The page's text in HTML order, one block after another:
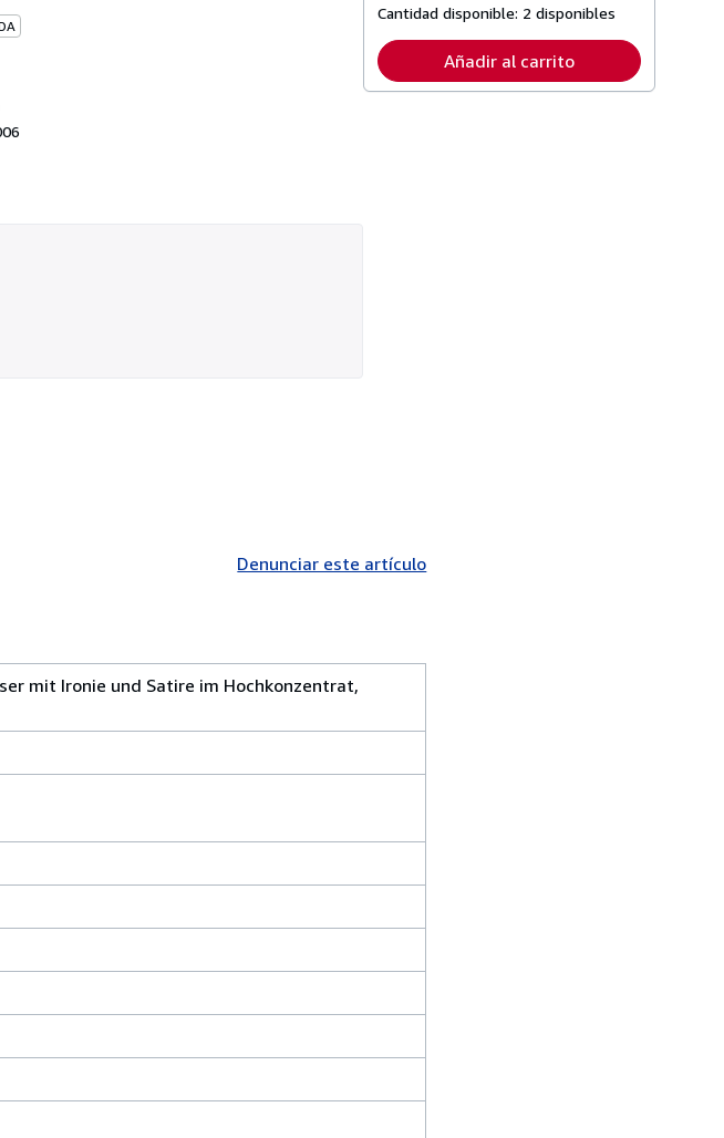
tarifas
envío
Cantidad disponible: 2 disponibles
Añadir al carrito
Denunciar este artículo
mit Ironie und Satire im Hochkonzentrat,